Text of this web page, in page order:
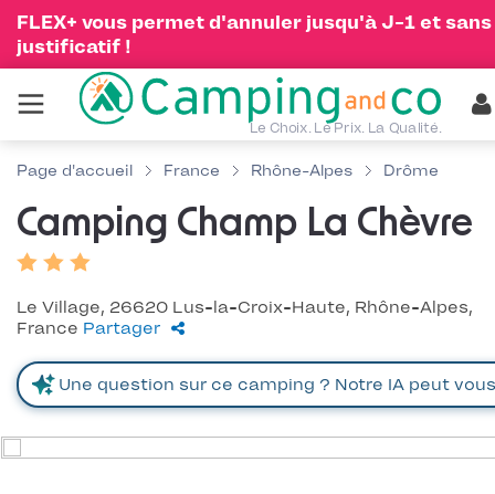
FLEX+ vous permet d'annuler jusqu'à J-1 et sans
justificatif !
Le Choix. Le Prix. La Qualité.
Page d'accueil France Rhône-Alpes Drôme
Camping Champ La Chèvre
Le Village, 26620 Lus-la-Croix-Haute, Rhône-Alpes,
France Partager